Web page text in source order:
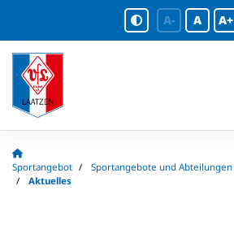
A- A A+
Sportangebot Sportangebote und Abteilungen
Aktuelles